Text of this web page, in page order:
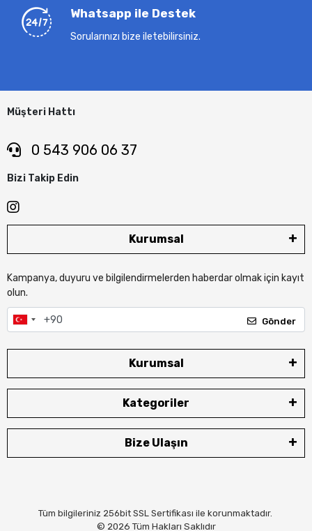
Whatsapp ile Destek
Sorularınızı bize iletebilirsiniz.
Müşteri Hattı
0 543 906 06 37
Bizi Takip Edin
Kurumsal
Kampanya, duyuru ve bilgilendirmelerden haberdar olmak için kayıt
olun.
Gönder
Kurumsal
Kategoriler
Bize Ulaşın
Tüm bilgileriniz 256bit SSL Sertifikası ile korunmaktadır.
© 2026 Tüm Hakları Saklıdır